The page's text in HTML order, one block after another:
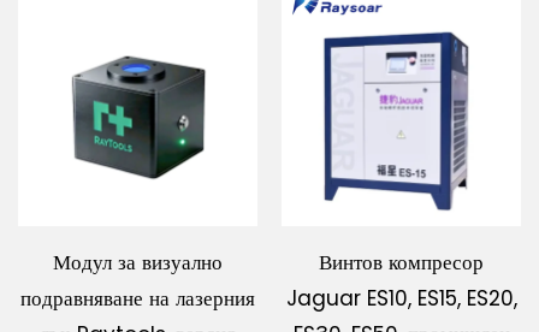
Модул за визуално
подравняване на лазерния
Винтов компресор
Jaguar ES10, ES15, ES20,